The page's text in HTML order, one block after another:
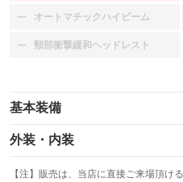
オートマチックハイビーム
：装備なし
頸部衝撃緩和ヘッドレスト
：装備なし
基本装備
エアバッグ：運転席/助手席
：装備あり
：装備なし
外装・内装
カーナビ：SDナビ
：装備あり
【注】販売は、当店に直接ご来場頂